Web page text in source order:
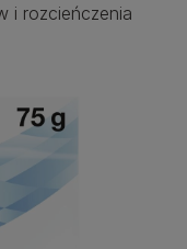
i rozcieńczenia